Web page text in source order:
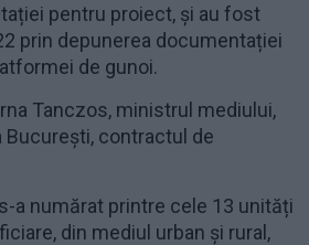
pentru proiect, și au fost
prin depunerea documentației
de gunoi.
Tanczos, ministrul mediului,
București, contractul de
a numărat printre cele 13 unități
din mediul urban și rural,